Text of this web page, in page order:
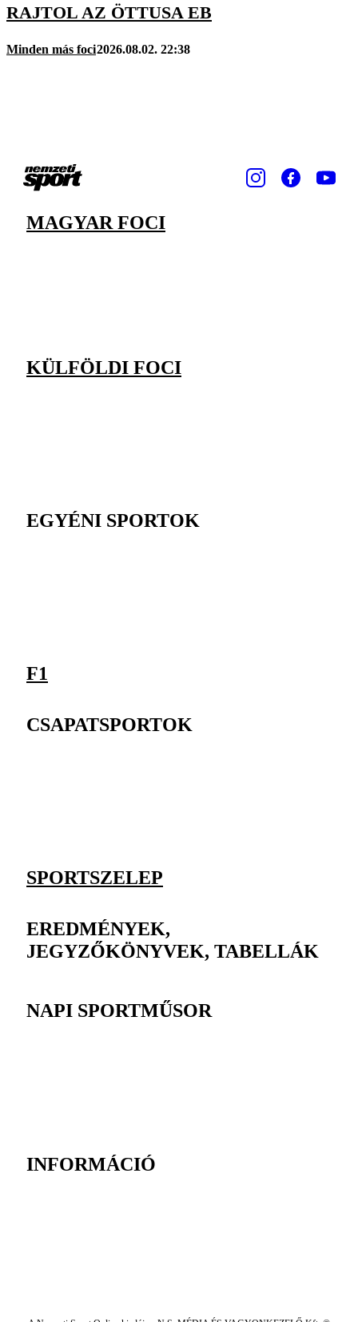
RAJTOL AZ ÖTTUSA EB
Minden más foci2026.08.02. 22:38
MAGYAR FOCI
KÜLFÖLDI FOCI
EGYÉNI SPORTOK
F1
CSAPATSPORTOK
SPORTSZELEP
EREDMÉNYEK,
JEGYZŐKÖNYVEK, TABELLÁK
NAPI SPORTMŰSOR
INFORMÁCIÓ